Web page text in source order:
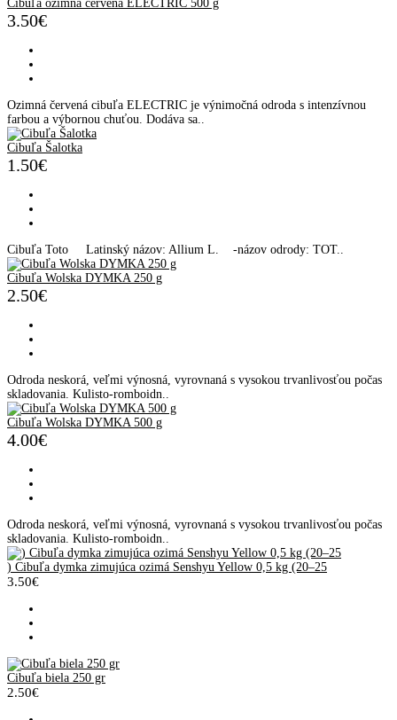
Cibuľa ozimná červená ELECTRIC 500 g
3.50€
Ozimná červená cibuľa ELECTRIC je výnimočná odroda s intenzívnou
farbou a výbornou chuťou. Dodáva sa..
Cibuľa Šalotka
1.50€
Cibuľa Toto Latinský názov: Allium L. -názov odrody: TOT..
Cibuľa Wolska DYMKA 250 g
2.50€
Odroda neskorá, veľmi výnosná, vyrovnaná s vysokou trvanlivosťou počas
skladovania. Kulisto-romboidn..
Cibuľa Wolska DYMKA 500 g
4.00€
Odroda neskorá, veľmi výnosná, vyrovnaná s vysokou trvanlivosťou počas
skladovania. Kulisto-romboidn..
) Cibuľa dymka zimujúca ozimá Senshyu Yellow 0,5 kg (20–25
3.50€
Cibuľa biela 250 gr
2.50€